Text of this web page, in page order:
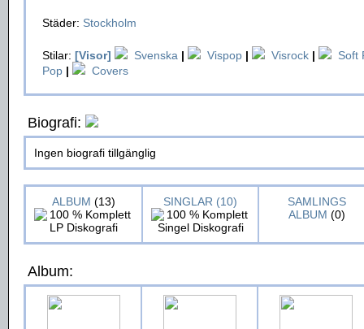
Städer: Stockholm
Stilar: [Visor] Svenska | Vispop | Visrock |
Soft
Pop | Covers
Biografi:
Ingen biografi tillgänglig
ALBUM (13) SINGLAR (10)
SAMLINGS
ALBUM (0)
Album: